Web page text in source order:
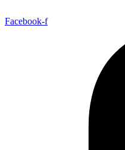
Facebook-f